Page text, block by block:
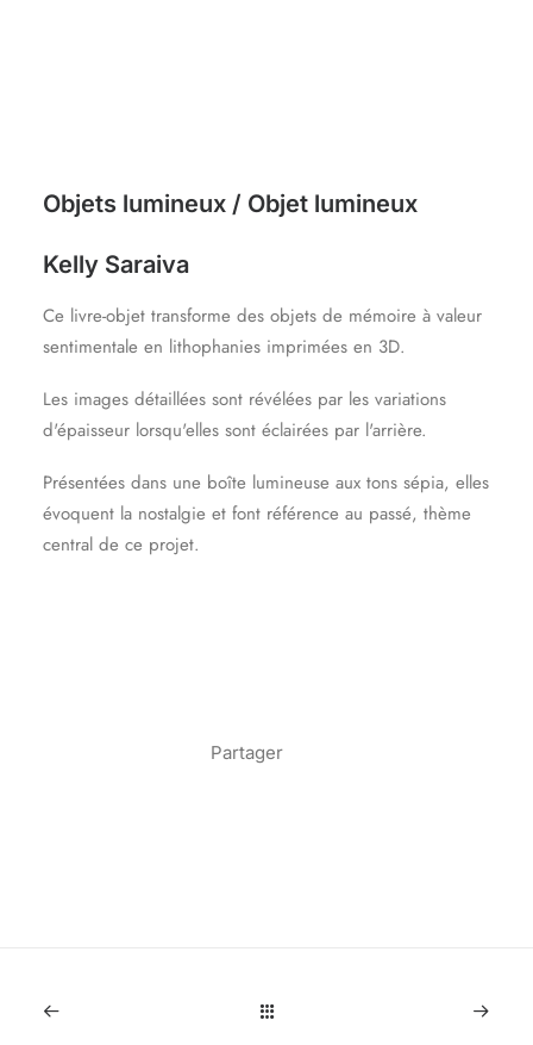
Objets lumineux / Objet lumineux
Kelly Saraiva
Ce livre-objet transforme des objets de mémoire à valeur
sentimentale en lithophanies imprimées en 3D.
Les images détaillées sont révélées par les variations
d'épaisseur lorsqu'elles sont éclairées par l'arrière.
Présentées dans une boîte lumineuse aux tons sépia, elles
évoquent la nostalgie et font référence au passé, thème
central de ce projet.
Partager